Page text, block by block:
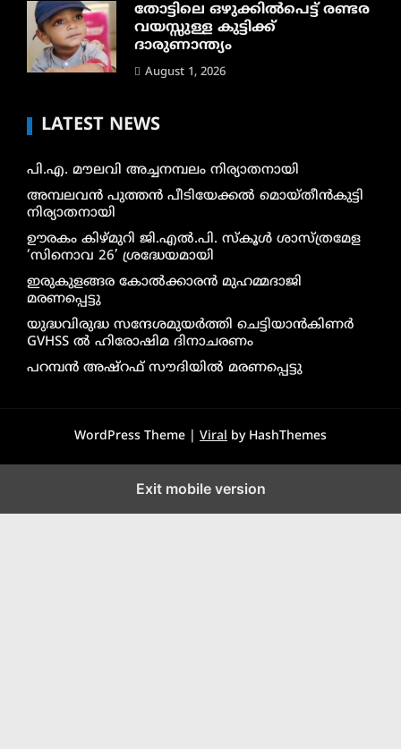
തോട്ടിലെ ഒഴുക്കിൽപെട്ട് രണ്ടര
വയസ്സുള്ള കുട്ടിക്ക്
ദാരുണാന്ത്യം
August 1, 2026
LATEST NEWS
പി.എ. മൗലവി അച്ചനമ്പലം നിര്യാതനായി
അമ്പലവൻ പുത്തൻ പീടിയേക്കൽ മൊയ്തീൻകുട്ടി
നിര്യാതനായി
ഊരകം കിഴ്മുറി ജി.എൽ.പി. സ്കൂൾ ശാസ്ത്രമേള
‘സിനൊവ 26’ ശ്രദ്ധേയമായി
ഇരുകുളങ്ങര കോൽക്കാരൻ മുഹമ്മദാജി
മരണപ്പെട്ടു
യുദ്ധവിരുദ്ധ സന്ദേശമുയർത്തി ചെട്ടിയാൻകിണർ
GVHSS ൽ ഹിരോഷിമ ദിനാചരണം
പറമ്പൻ അഷ്‌റഫ് സൗദിയിൽ മരണപ്പെട്ടു
WordPress Theme | Viral by HashThemes
Exit mobile version